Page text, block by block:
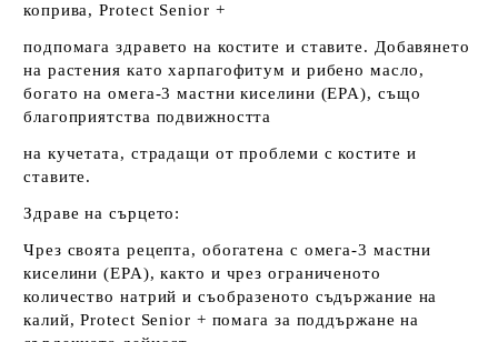
коприва, Protect Senior +
подпомага здравето на костите и ставите. Добавянето
на растения като харпагофитум и рибено масло,
богато на омега-3 мастни киселини (EPA), също
благоприятства подвижността
на кучетата, страдащи от проблеми с костите и
ставите.
Здраве на сърцето:
Чрез своята рецепта, обогатена с омега-3 мастни
киселини (EPA), както и чрез ограниченото
количество натрий и съобразеното съдържание на
калий, Protect Senior + помага за поддържане на